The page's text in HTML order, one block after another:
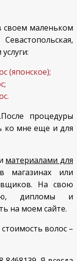
своем маленьком
(японское);
процедуры
ко мне еще и для
материалами для
или
На свою
дипломы и
на моем сайте.
стоимость волос –